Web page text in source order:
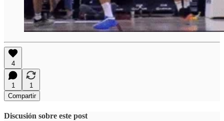
4
1
1
Compartir
Discusión sobre este post